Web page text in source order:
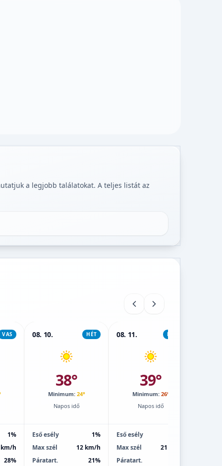
a legjobb találatokat. A teljes listát az
VAS
1%
km/h
28%
08. 10. HÉT
38°
Minimum: 24°
Napos idő
Eső esély
1%
Max szél
12 km/h
Páratart.
21%
08. 11. KEDD
39°
Minimum: 26°
Napos idő
Eső esély
Max szél
21 km/h
Páratart.